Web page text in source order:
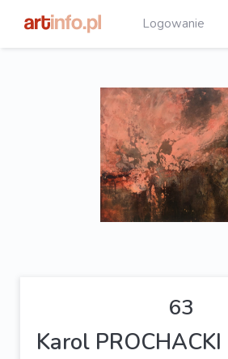
Logowanie
63
Karol PROCHACKI